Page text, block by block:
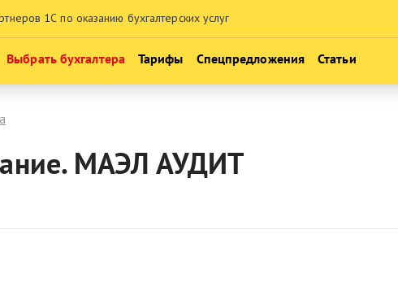
1С по оказанию бухгалтерских услуг
в 1СБО
Выбрать бухгалтера Тарифы Спецпредложения
Консультация по налогообложению
Статьи
МАЭЛ АУДИТ